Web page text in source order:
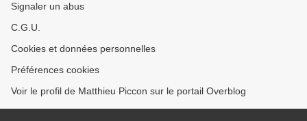
Signaler un abus
C.G.U.
Cookies et données personnelles
Préférences cookies
Voir le profil de Matthieu Piccon sur le portail Overblog